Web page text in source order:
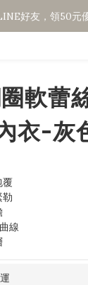
好友，領50元
好友，領50元
軟蕾
衣-灰
覆
勒
線